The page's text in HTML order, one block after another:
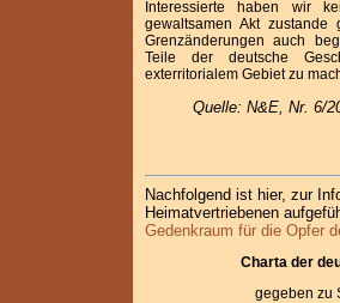
Interessierte haben wir
gewaltsamen Akt zustande
Grenzänderungen auch
Teile der deutsche
exterritorialem Gebiet zu
Quelle: N&E, Nr. 6/
Nachfolgend ist hier, zur
Heimatvertriebenen
Gedenkraum für die Opfer
Charta der
gegeben zu